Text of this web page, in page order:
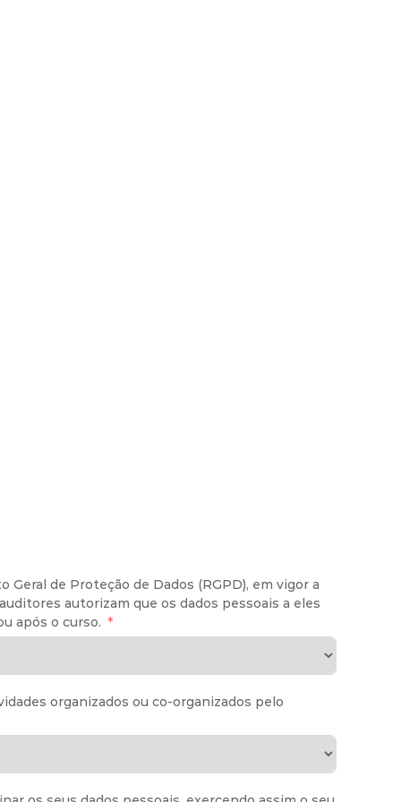
Geral de Proteção de Dados (RGPD), em vigor a
autorizam que os dados pessoais a eles
após o curso.
organizados ou co-organizados pelo